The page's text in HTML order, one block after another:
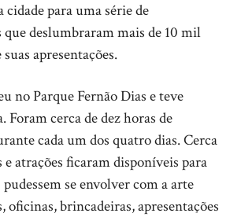
cidade para uma série de
deslumbraram mais de 10 mil
apresentações.
no Parque Fernão Dias e teve
Foram cerca de dez horas de
cada um dos quatro dias. Cerca
e atrações ficaram disponíveis para
se envolver com a arte
oficinas, brincadeiras, apresentações